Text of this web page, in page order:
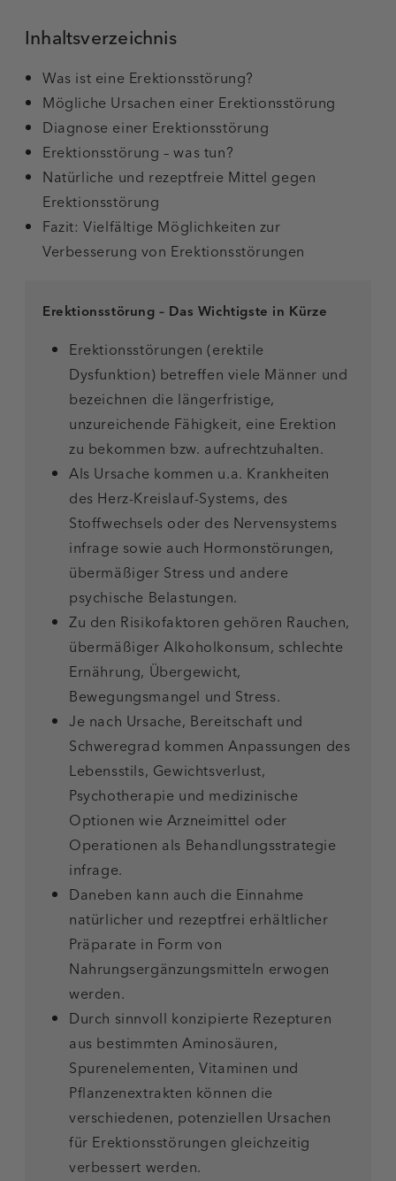
Inhaltsverzeichnis
Was ist eine Erektionsstörung?
Mögliche Ursachen einer Erektionsstörung
Diagnose einer Erektionsstörung
Erektionsstörung – was tun?
Natürliche und rezeptfreie Mittel gegen
Erektionsstörung
Fazit: Vielfältige Möglichkeiten zur
Verbesserung von Erektionsstörungen
Erektionsstörung – Das Wichtigste in Kürze
Erektionsstörungen (erektile
Dysfunktion) betreffen viele Männer und
bezeichnen die längerfristige,
unzureichende Fähigkeit, eine Erektion
zu bekommen bzw. aufrechtzuhalten.
Als Ursache kommen u.a. Krankheiten
des Herz-Kreislauf-Systems, des
Stoffwechsels oder des Nervensystems
infrage sowie auch Hormonstörungen,
übermäßiger Stress und andere
psychische Belastungen.
Zu den Risikofaktoren gehören Rauchen,
übermäßiger Alkoholkonsum, schlechte
Ernährung, Übergewicht,
Bewegungsmangel und Stress.
Je nach Ursache, Bereitschaft und
Schweregrad kommen Anpassungen des
Lebensstils, Gewichtsverlust,
Psychotherapie und medizinische
Optionen wie Arzneimittel oder
Operationen als Behandlungsstrategie
infrage.
Daneben kann auch die Einnahme
natürlicher und rezeptfrei erhältlicher
Präparate in Form von
Nahrungsergänzungsmitteln erwogen
werden.
Durch sinnvoll konzipierte Rezepturen
aus bestimmten Aminosäuren,
Spurenelementen, Vitaminen und
Pflanzenextrakten können die
verschiedenen, potenziellen Ursachen
für Erektionsstörungen gleichzeitig
verbessert werden.